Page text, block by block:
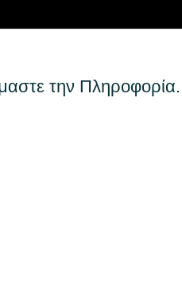
την Πληροφορία.